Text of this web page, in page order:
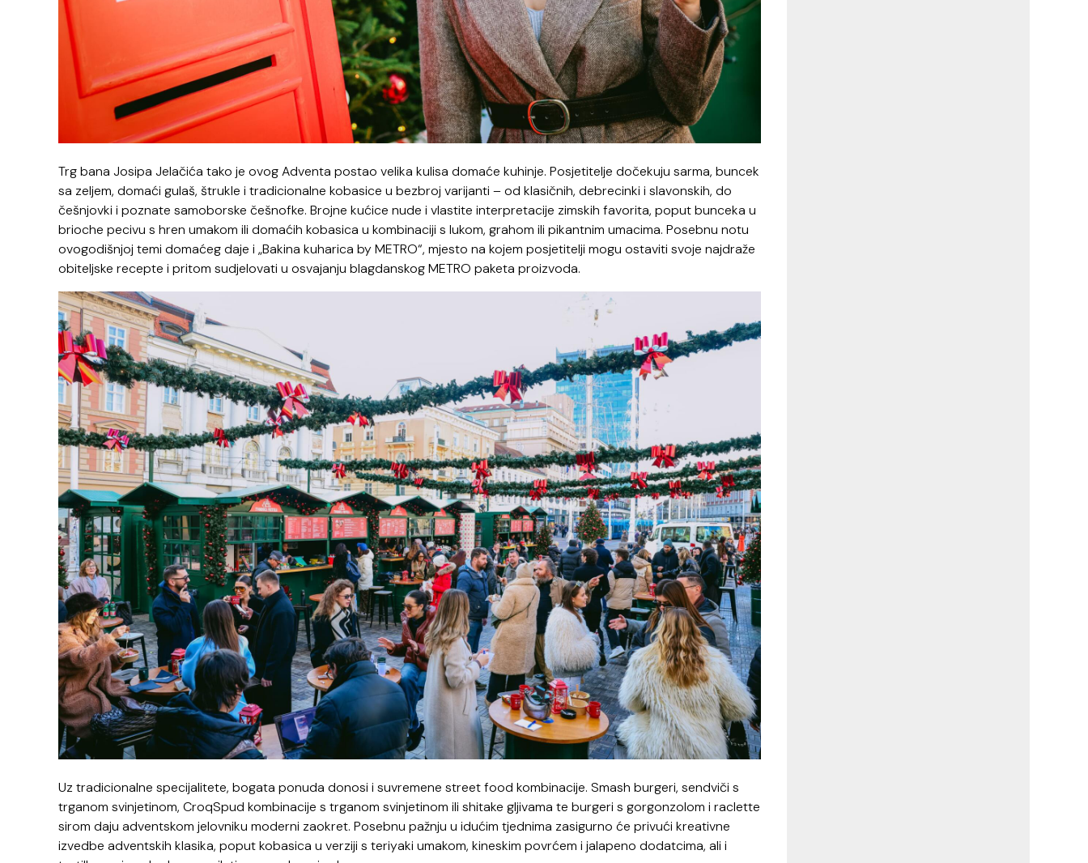
Trg bana Josipa Jelačića tako je ovog Adventa postao velika kulisa domaće kuhinje. Posjetitelje dočekuju sarma, buncek
sa zeljem, domaći gulaš, štrukle i tradicionalne kobasice u bezbroj varijanti – od klasičnih, debrecinki i slavonskih, do
češnjovki i poznate samoborske češnofke. Brojne kućice nude i vlastite interpretacije zimskih favorita, poput bunceka u
brioche pecivu s hren umakom ili domaćih kobasica u kombinaciji s lukom, grahom ili pikantnim umacima. Posebnu notu
ovogodišnjoj temi domaćeg daje i „Bakina kuharica by METRO“, mjesto na kojem posjetitelji mogu ostaviti svoje najdraže
obiteljske recepte i pritom sudjelovati u osvajanju blagdanskog METRO paketa proizvoda.
Uz tradicionalne specijalitete, bogata ponuda donosi i suvremene street food kombinacije. Smash burgeri, sendviči s
trganom svinjetinom, CroqSpud kombinacije s trganom svinjetinom ili shitake gljivama te burgeri s gorgonzolom i raclette
sirom daju adventskom jelovniku moderni zaokret. Posebnu pažnju u idućim tjednima zasigurno će privući kreativne
izvedbe adventskih klasika, poput kobasica u verziji s teriyaki umakom, kineskim povrćem i jalapeno dodatcima, ali i